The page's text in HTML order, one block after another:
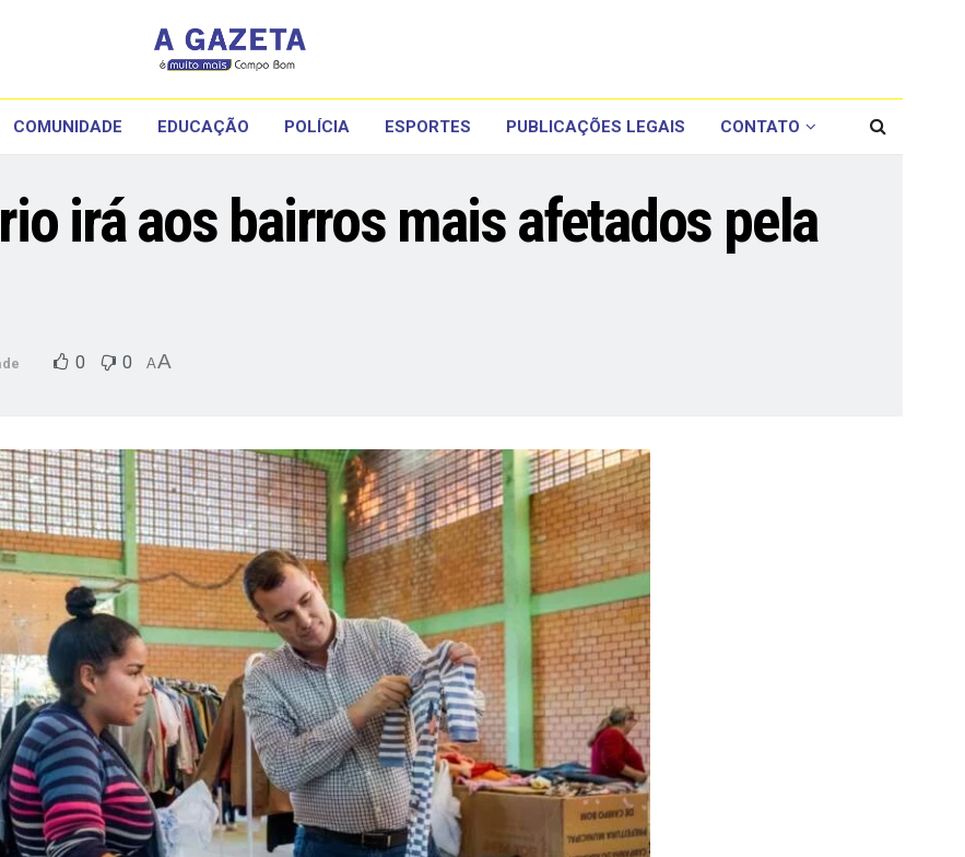
COMUNIDADE EDUCAÇÃO POLÍCIA ESPORTES PUBLICAÇÕES LEGAIS CONTATO
irá aos bairros mais afetados pela
0 0 AA